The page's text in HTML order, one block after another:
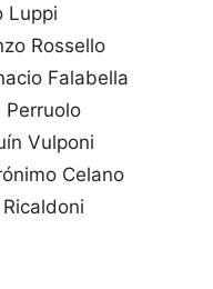
Luppi
Rossello
Falabella
Perruolo
Vulponi
Celano